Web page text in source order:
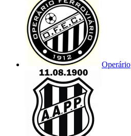
Operário